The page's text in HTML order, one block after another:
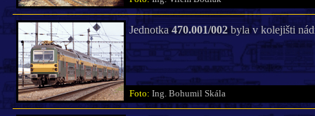
Jednotka470.001/002byla v kolejišti
Foto: Ing. Bohumil Skála